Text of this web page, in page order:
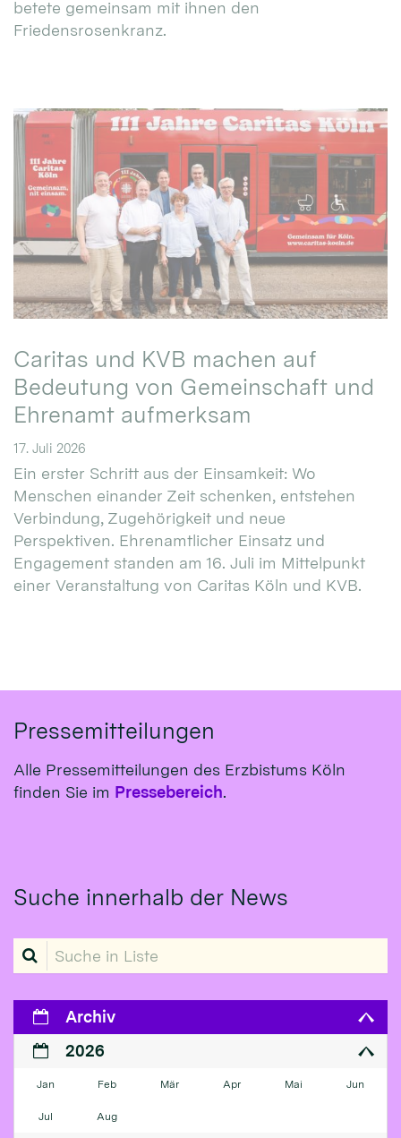
betete gemeinsam mit ihnen den
Friedensrosenkranz.
Caritas und KVB machen auf
Bedeutung von Gemeinschaft und
Ehrenamt aufmerksam
17. Juli 2026
Ein erster Schritt aus der Einsamkeit: Wo
Menschen einander Zeit schenken, entstehen
Verbindung, Zugehörigkeit und neue
Perspektiven. Ehrenamtlicher Einsatz und
Engagement standen am 16. Juli im Mittelpunkt
einer Veranstaltung von Caritas Köln und KVB.
Pressemitteilungen
Alle Pressemitteilungen des Erzbistums Köln
finden Sie im Pressebereich.
Suche innerhalb der News
Suche in Liste
Archiv
2026
Jan Feb Mär Apr Mai Jun
Jul Aug